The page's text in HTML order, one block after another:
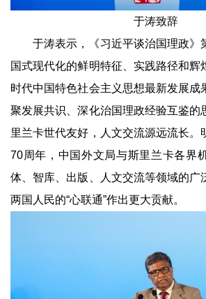
于涛致辞
于涛表示，《习近平谈治国理政》
国式现代化的鲜明特征、实践路径和辉
时代中国特色社会主义思想最新发展成
聚发展共识、深化治国理政经验互鉴的
里兰卡世代友好，人文交流源远流长。
70周年，中国外文局与斯里兰卡各界
体、智库、出版、人文交流等领域的广
两国人民的“心联通”作出更大贡献。